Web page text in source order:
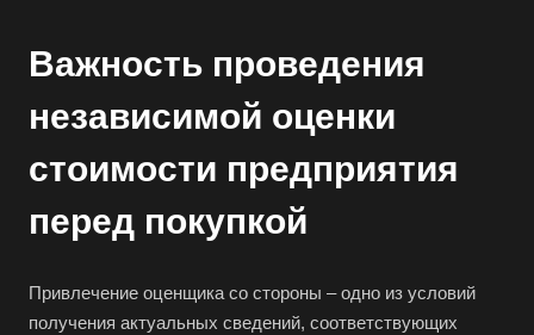
Важность проведения
независимой оценки
стоимости предприятия
перед покупкой
Привлечение оценщика со стороны – одно из условий
получения актуальных сведений, соответствующих